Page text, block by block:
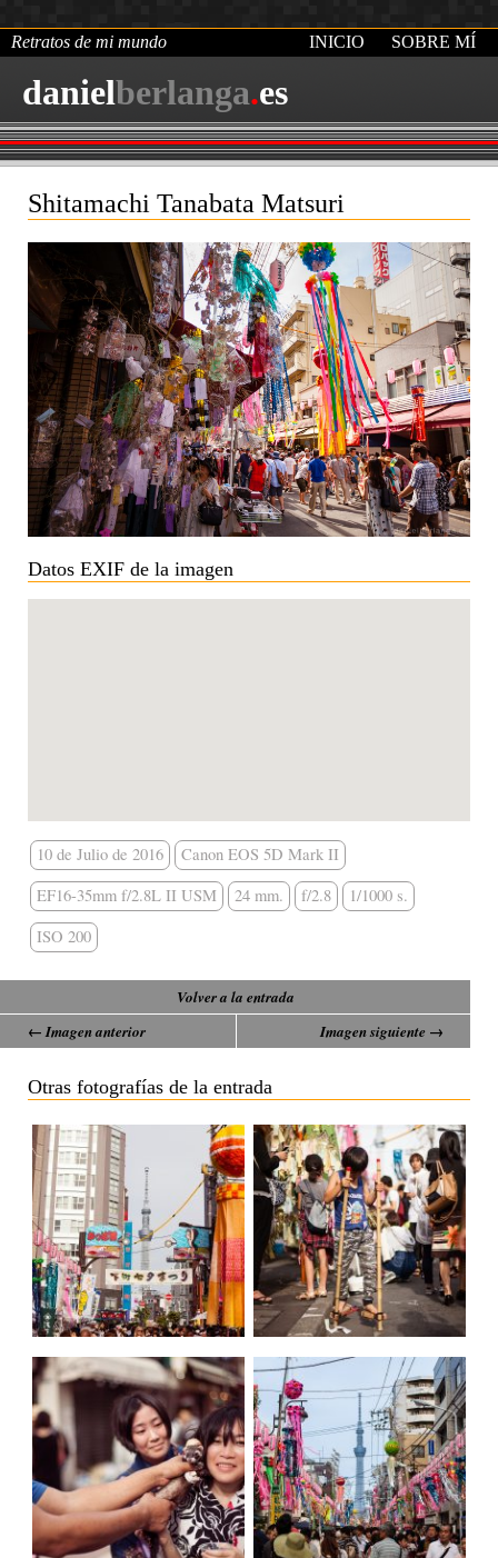
danielberlanga.es
Retratos de mi mundo INICIO SOBRE MÍ
Shitamachi Tanabata Matsuri
Datos EXIF de la imagen
10 de Julio de 2016
Canon EOS 5D Mark II
EF16-35mm f/2.8L II USM
24 mm. f/2.8
1/1000 s.
ISO 200
Volver a la entrada
← Imagen anterior
Imagen siguiente →
Otras fotografías de la entrada